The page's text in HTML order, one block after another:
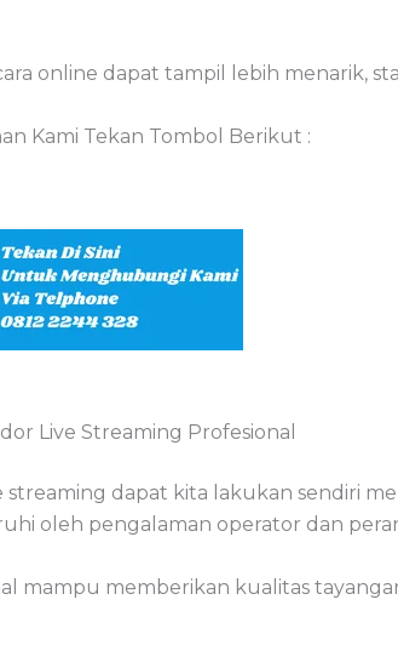
online dapat tampil lebih menarik,
Kami Tekan Tombol Berikut :
Live Streaming Profesional
dapat kita lakukan sendiri
oleh pengalaman operator dan
mampu memberikan kualitas